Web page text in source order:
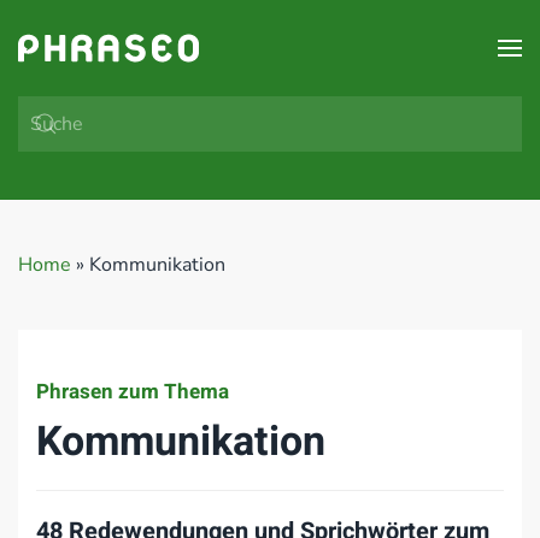
Zum Hauptinhalt springen
Home » Kommunikation
Phrasen zum Thema
Kommunikation